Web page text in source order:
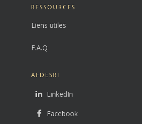
RESSOURCES
Liens utiles
F.A.Q
AFDESRI
LinkedIn
Facebook